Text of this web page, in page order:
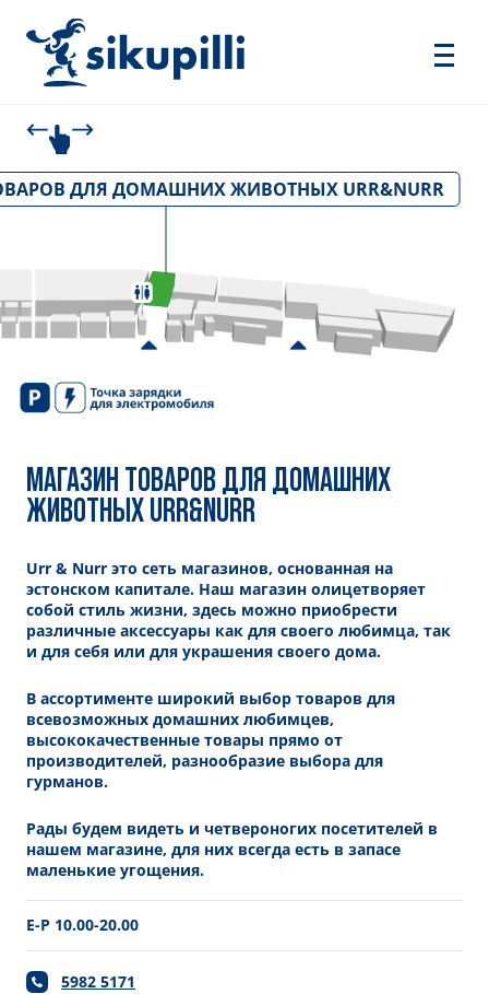
ДЛЯ ДОМАШНИХ ЖИВОТНЫХ URR&NURR
МАГАЗИН ТОВАРОВ ДЛЯ ДОМАШНИХ
ЖИВОТНЫХ URR&NURR
Urr & Nurr это сеть магазинов, основанная на
эстонском капитале. Наш магазин олицетворяет
собой стиль жизни, здесь можно приобрести
различные аксессуары как для своего любимца, так
и для себя или для украшения своего дома.
В ассортименте широкий выбор товаров для
всевозможных домашних любимцев,
высококачественные товары прямо от
производителей, разнообразие выбора для
гурманов.
Рады будем видеть и четвероногих посетителей в
нашем магазине, для них всегда есть в запасе
маленькие угощения.
E-P 10.00-20.00
5982 5171